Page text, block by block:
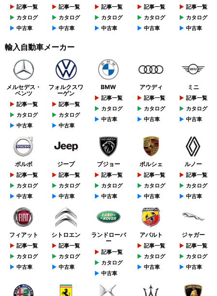
記事一覧
カタログ
中古車
記事一覧
カタログ
中古車
記事一覧
カタログ
中古車
記事一覧
カタログ
中古車
記事一覧
カタログ
中古車
輸入自動車メーカー
メルセデス・
ベンツ
記事一覧
カタログ
中古車
フォルクスワ
ーゲン
記事一覧
カタログ
中古車
BMW
記事一覧
カタログ
中古車
アウディ
記事一覧
カタログ
中古車
ミニ
記事一覧
カタログ
中古車
ボルボ
記事一覧
カタログ
中古車
ジープ
記事一覧
カタログ
中古車
プジョー
記事一覧
カタログ
中古車
ポルシェ
記事一覧
カタログ
中古車
ルノー
記事一覧
カタログ
中古車
フィアット
記事一覧
カタログ
中古車
シトロエン
記事一覧
カタログ
中古車
ランドローバ
ー
記事一覧
カタログ
中古車
アバルト
記事一覧
カタログ
中古車
ジャガー
記事一覧
カタログ
中古車